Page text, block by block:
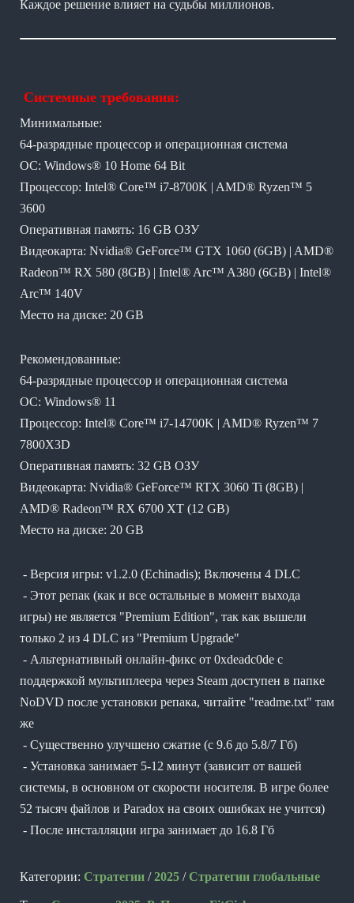
Каждое решение влияет на судьбы миллионов.
Системные требования:
Минимальные:
64-разрядные процессор и операционная система
ОС: Windows® 10 Home 64 Bit
Процессор: Intel® Core™ i7-8700K | AMD® Ryzen™ 5
3600
Оперативная память: 16 GB ОЗУ
Видеокарта: Nvidia® GeForce™ GTX 1060 (6GB) | AMD®
Radeon™ RX 580 (8GB) | Intel® Arc™ A380 (6GB) | Intel®
Arc™ 140V
Место на диске: 20 GB
Рекомендованные:
64-разрядные процессор и операционная система
ОС: Windows® 11
Процессор: Intel® Core™ i7-14700K | AMD® Ryzen™ 7
7800X3D
Оперативная память: 32 GB ОЗУ
Видеокарта: Nvidia® GeForce™ RTX 3060 Ti (8GB) |
AMD® Radeon™ RX 6700 XT (12 GB)
Место на диске: 20 GB
- Версия игры: v1.2.0 (Echinadis); Включены 4 DLC
- Этот репак (как и все остальные в момент выхода
игры) не является "Premium Edition", так как вышели
только 2 из 4 DLC из "Premium Upgrade"
- Альтернативный онлайн-фикс от 0xdeadc0de с
поддержкой мультиплеера через Steam доступен в папке
NoDVD после установки репака, читайте "readme.txt" там
же
- Существенно улучшено сжатие (с 9.6 до 5.8/7 Гб)
- Установка занимает 5-12 минут (зависит от вашей
системы, в основном от скорости носителя. В игре более
52 тысяч файлов и Paradox на своих ошибках не учится)
- После инсталляции игра занимает до 16.8 Гб
Категории: Стратегии /2025 /Стратегии глобальные